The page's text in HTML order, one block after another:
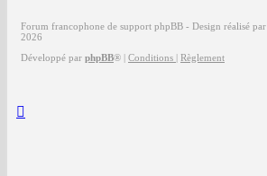
Forum francophone de support phpBB - Design réalisé par
2026
Développé par phpBB® Conditions Règlement